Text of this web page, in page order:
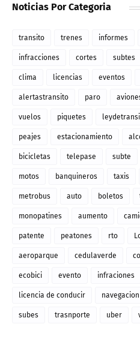
Noticias Por Categoria
transito trenes informes
infracciones cortes subtes
clima licencias eventos
alertastransito paro
vuelos piquetes
peajes estacionamiento
bicicletas telepase subte
motos banquineros taxis
metrobus auto boletos
monopatines aumento
patente peatones rto
aeroparque cedulaverde
ecobici evento infraciones
licencia de conducir navegacion
subes trasnporte uber